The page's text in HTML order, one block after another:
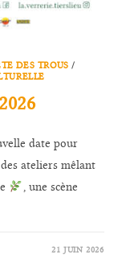
DES TROUS /
date pour
ateliers mêlant
, une scène
21 JUIN 2026